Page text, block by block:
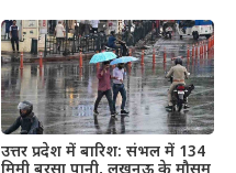
उत्तर प्रदेश में बारिश: संभल में 134